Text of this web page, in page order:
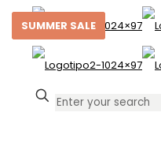
SUMMER SALE
SUMMER SALE
SUMMER SALE
SUMMER SALE